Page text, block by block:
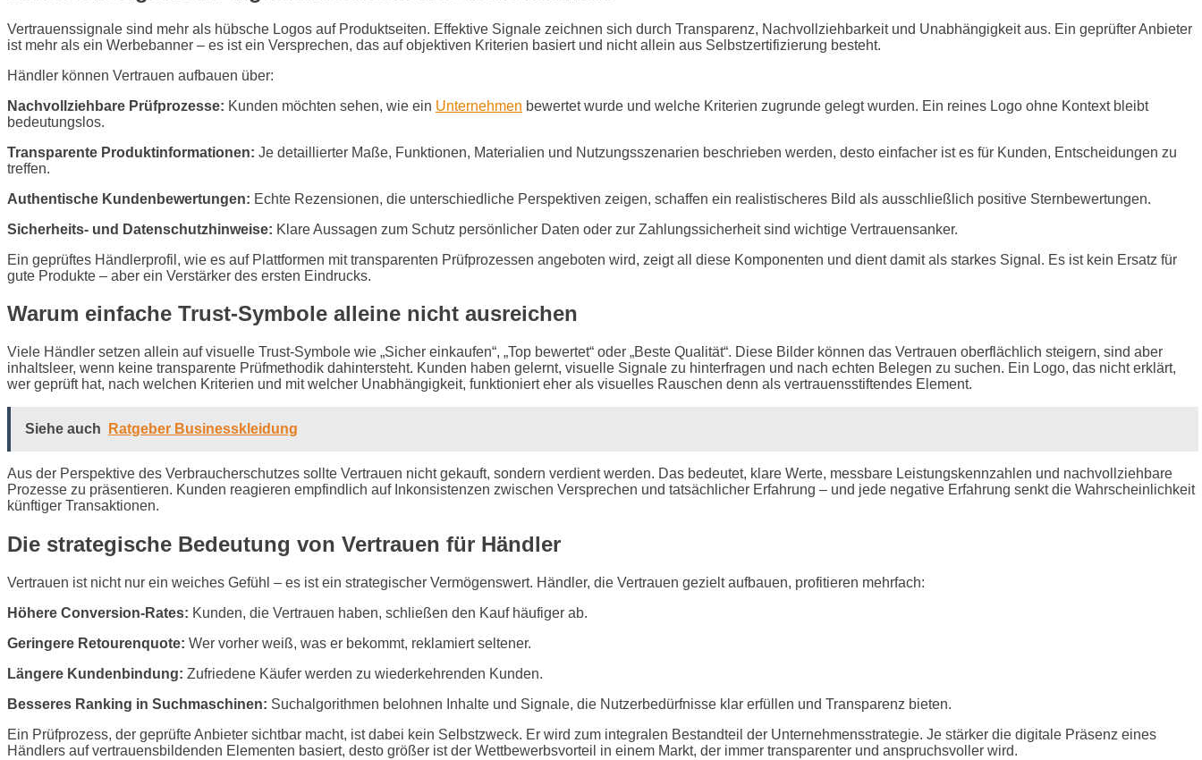
Vertrauenssignale sind mehr als hübsche Logos auf Produktseiten. Effektive Signale zeichnen sich durch Transparenz, Nachvollziehbarkeit und Unabhängigkeit aus. Ein geprüfter Anbieter
ist mehr als ein Werbebanner – es ist ein Versprechen, das auf objektiven Kriterien basiert und nicht allein aus Selbstzertifizierung besteht.
Händler können Vertrauen aufbauen über:
Nachvollziehbare Prüfprozesse: Kunden möchten sehen, wie ein Unternehmen bewertet wurde und welche Kriterien zugrunde gelegt wurden. Ein reines Logo ohne Kontext bleibt
bedeutungslos.
Transparente Produktinformationen: Je detaillierter Maße, Funktionen, Materialien und Nutzungsszenarien beschrieben werden, desto einfacher ist es für Kunden, Entscheidungen zu
treffen.
Authentische Kundenbewertungen: Echte Rezensionen, die unterschiedliche Perspektiven zeigen, schaffen ein realistischeres Bild als ausschließlich positive Sternbewertungen.
Sicherheits- und Datenschutzhinweise: Klare Aussagen zum Schutz persönlicher Daten oder zur Zahlungssicherheit sind wichtige Vertrauensanker.
Ein geprüftes Händlerprofil, wie es auf Plattformen mit transparenten Prüfprozessen angeboten wird, zeigt all diese Komponenten und dient damit als starkes Signal. Es ist kein Ersatz für
gute Produkte – aber ein Verstärker des ersten Eindrucks.
Warum einfache Trust-Symbole alleine nicht ausreichen
Viele Händler setzen allein auf visuelle Trust-Symbole wie „Sicher einkaufen“, „Top bewertet“ oder „Beste Qualität“. Diese Bilder können das Vertrauen oberflächlich steigern, sind aber
inhaltsleer, wenn keine transparente Prüfmethodik dahintersteht. Kunden haben gelernt, visuelle Signale zu hinterfragen und nach echten Belegen zu suchen. Ein Logo, das nicht erklärt,
wer geprüft hat, nach welchen Kriterien und mit welcher Unabhängigkeit, funktioniert eher als visuelles Rauschen denn als vertrauensstiftendes Element.
Siehe auch Ratgeber Businesskleidung
Aus der Perspektive des Verbraucherschutzes sollte Vertrauen nicht gekauft, sondern verdient werden. Das bedeutet, klare Werte, messbare Leistungskennzahlen und nachvollziehbare
Prozesse zu präsentieren. Kunden reagieren empfindlich auf Inkonsistenzen zwischen Versprechen und tatsächlicher Erfahrung – und jede negative Erfahrung senkt die Wahrscheinlichkeit
künftiger Transaktionen.
Die strategische Bedeutung von Vertrauen für Händler
Vertrauen ist nicht nur ein weiches Gefühl – es ist ein strategischer Vermögenswert. Händler, die Vertrauen gezielt aufbauen, profitieren mehrfach:
Höhere Conversion-Rates: Kunden, die Vertrauen haben, schließen den Kauf häufiger ab.
Geringere Retourenquote: Wer vorher weiß, was er bekommt, reklamiert seltener.
Längere Kundenbindung: Zufriedene Käufer werden zu wiederkehrenden Kunden.
Besseres Ranking in Suchmaschinen: Suchalgorithmen belohnen Inhalte und Signale, die Nutzerbedürfnisse klar erfüllen und Transparenz bieten.
Ein Prüfprozess, der geprüfte Anbieter sichtbar macht, ist dabei kein Selbstzweck. Er wird zum integralen Bestandteil der Unternehmensstrategie. Je stärker die digitale Präsenz eines
Händlers auf vertrauensbildenden Elementen basiert, desto größer ist der Wettbewerbsvorteil in einem Markt, der immer transparenter und anspruchsvoller wird.